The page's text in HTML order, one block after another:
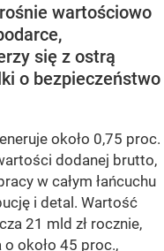
wartościowo
się z ostrą
o bezpieczeństwo
około 0,75 proc.
dodanej brutto,
w całym łańcuchu
i detal. Wartość
21 mld zł rocznie,
około 45 proc.,